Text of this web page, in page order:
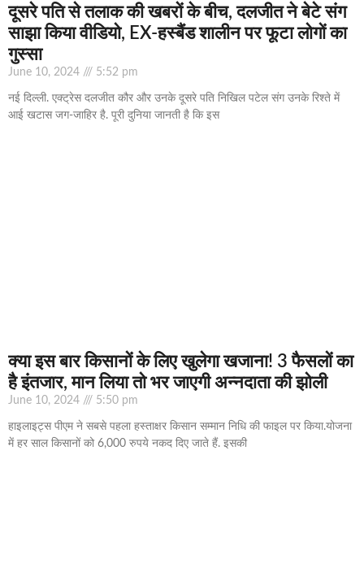
दूसरे पति से तलाक की खबरों के बीच, दलजीत ने बेटे संग
साझा किया वीडियो, EX-हस्बैंड शालीन पर फूटा लोगों का
गुस्सा
June 10, 2024 5:52 pm
नई दिल्ली. एक्ट्रेस दलजीत कौर और उनके दूसरे पति निखिल पटेल संग उनके रिश्ते में
आई खटास जग-जाहिर है. पूरी दुनिया जानती है कि इस
क्‍या इस बार किसानों के लिए खुलेगा खजाना! 3 फैसलों का
है इंतजार, मान लिया तो भर जाएगी अन्‍नदाता की झोली
June 10, 2024 5:50 pm
हाइलाइट्स पीएम ने सबसे पहला हस्‍ताक्षर किसान सम्‍मान निधि की फाइल पर किया.योजना
में हर साल किसानों को 6,000 रुपये नकद दिए जाते हैं. इसकी